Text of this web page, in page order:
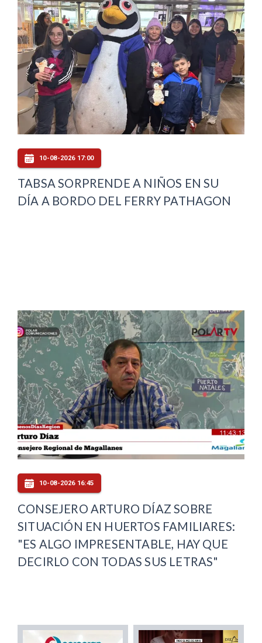
10-08-2026 17:00
TABSA SORPRENDE A NIÑOS EN SU
DÍA A BORDO DEL FERRY PATHAGON
10-08-2026 16:45
CONSEJERO ARTURO DÍAZ SOBRE
SITUACIÓN EN HUERTOS FAMILIARES:
"ES ALGO IMPRESENTABLE, HAY QUE
DECIRLO CON TODAS SUS LETRAS"